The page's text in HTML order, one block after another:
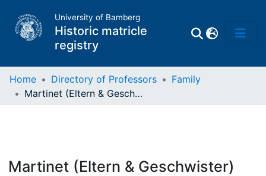
University of Bamberg
Historic matricle
registry
Professors
Home Directory of Professors
Family
Martinet (Eltern & Geschwister)
Martinet (Eltern & Geschwister)